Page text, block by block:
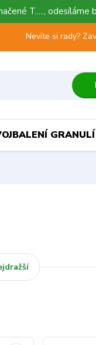
T....., odesíláme
Nevíte si rady?